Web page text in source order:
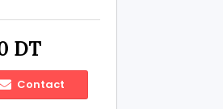
DT
Contact